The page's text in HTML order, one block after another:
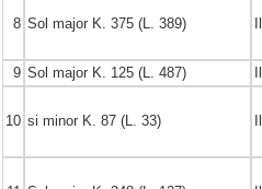
8 Sol major K. 375 (L. 389)
9 Sol major K. 125 (L. 487)
10 si minor K. 87 (L. 33)